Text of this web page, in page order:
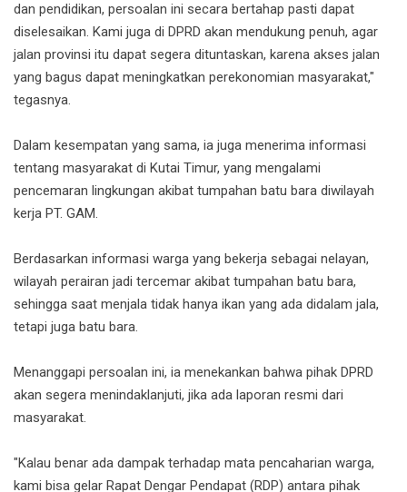
dan pendidikan, persoalan ini secara bertahap pasti dapat
diselesaikan. Kami juga di DPRD akan mendukung penuh, agar
jalan provinsi itu dapat segera dituntaskan, karena akses jalan
yang bagus dapat meningkatkan perekonomian masyarakat,"
tegasnya.
‎Dalam kesempatan yang sama, ia juga menerima informasi
tentang masyarakat di Kutai Timur, yang mengalami
pencemaran lingkungan akibat tumpahan batu bara diwilayah
kerja PT. GAM.
‎Berdasarkan informasi warga yang bekerja sebagai nelayan,
wilayah perairan jadi tercemar akibat tumpahan batu bara,
sehingga saat menjala tidak hanya ikan yang ada didalam jala,
tetapi juga batu bara.
‎Menanggapi persoalan ini, ia menekankan bahwa pihak DPRD
akan segera menindaklanjuti, jika ada laporan resmi dari
masyarakat.
‎"Kalau benar ada dampak terhadap mata pencaharian warga,
kami bisa gelar Rapat Dengar Pendapat (RDP) antara pihak